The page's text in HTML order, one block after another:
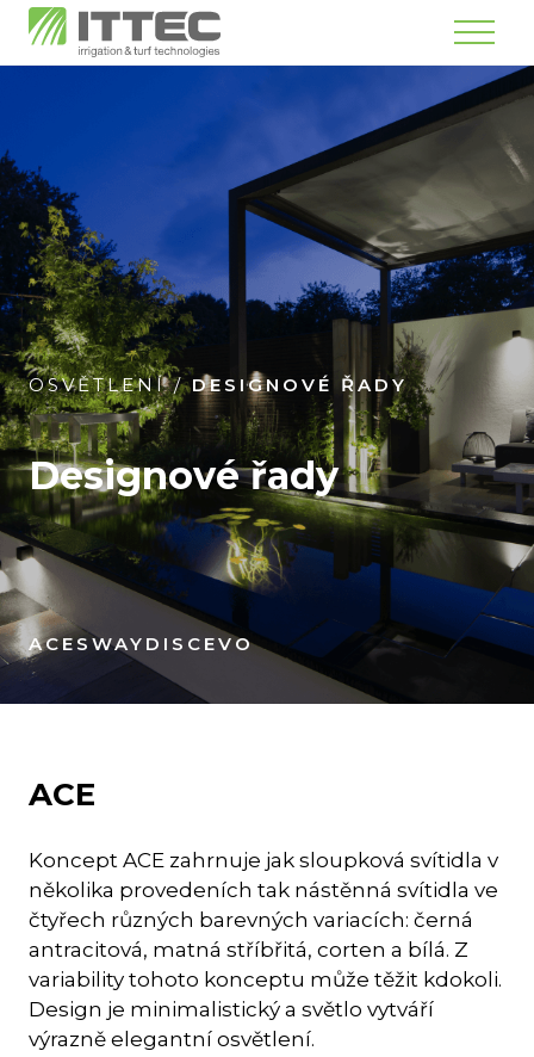
Menu
OSVĚTLENÍ/DESIGNOVÉ ŘADY
Designové řady
ACE SWAY DISC EVO
ACE
Koncept ACE zahrnuje jak sloupková svítidla v
několika provedeních tak nástěnná svítidla ve
čtyřech různých barevných variacích: černá
antracitová, matná stříbřitá, corten a bílá. Z
variability tohoto konceptu může těžit kdokoli.
Design je minimalistický a světlo vytváří
výrazně elegantní osvětlení.